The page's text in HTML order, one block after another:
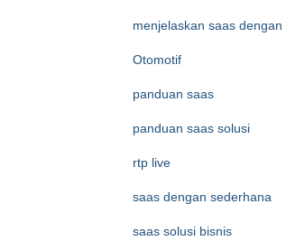
menjelaskan saas dengan
Otomotif
panduan saas
panduan saas solusi
rtp live
saas dengan sederhana
saas solusi bisnis